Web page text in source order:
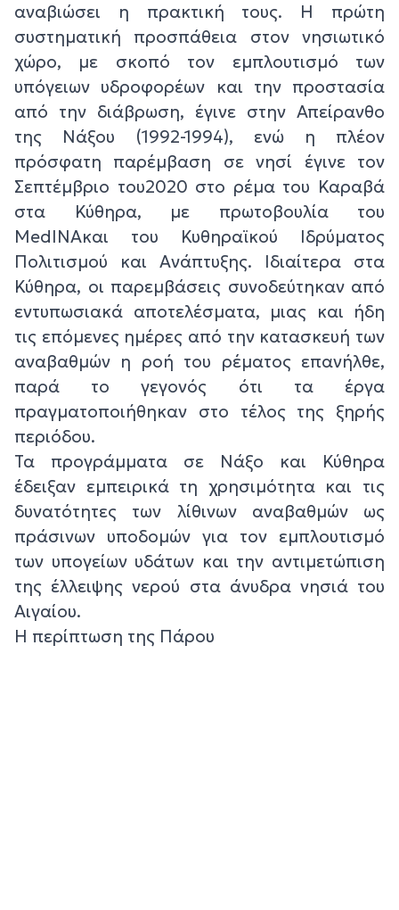
αναβιώσει η πρακτική τους. Η πρώτη
συστηματική προσπάθεια στον νησιωτικό
χώρο, με σκοπό τον εμπλουτισμό των
υπόγειων υδροφορέων και την προστασία
από την διάβρωση, έγινε στην Απείρανθο
της Νάξου (1992-1994), ενώ η πλέον
πρόσφατη παρέμβαση σε νησί έγινε τον
Σεπτέμβριο του2020 στο ρέμα του Καραβά
στα Κύθηρα, με πρωτοβουλία του
MedINAκαι του Κυθηραϊκού Ιδρύματος
Πολιτισμού και Ανάπτυξης. Ιδιαίτερα στα
Κύθηρα, οι παρεμβάσεις συνοδεύτηκαν από
εντυπωσιακά αποτελέσματα, μιας και ήδη
τις επόμενες ημέρες από την κατασκευή των
αναβαθμών η ροή του ρέματος επανήλθε,
παρά το γεγονός ότι τα έργα
πραγματοποιήθηκαν στο τέλος της ξηρής
περιόδου.
Τα προγράμματα σε Νάξο και Κύθηρα
έδειξαν εμπειρικά τη χρησιμότητα και τις
δυνατότητες των λίθινων αναβαθμών ως
πράσινων υποδομών για τον εμπλουτισμό
των υπογείων υδάτων και την αντιμετώπιση
της έλλειψης νερού στα άνυδρα νησιά του
Αιγαίου.
Η περίπτωση της Πάρου